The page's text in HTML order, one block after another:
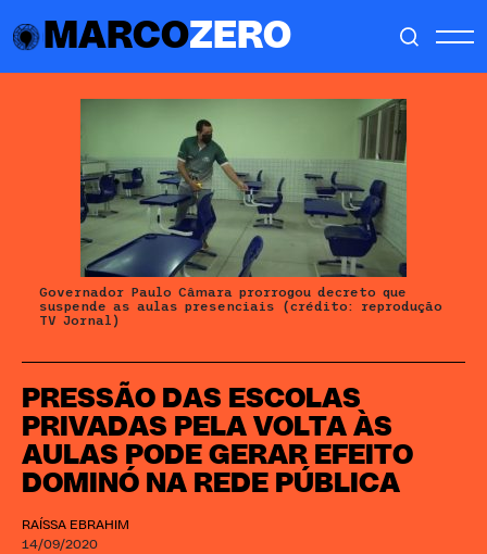
MARCOZERO
PRESSÃO DAS ESCOLAS
PRIVADAS PELA VOLTA ÀS
AULAS PODE GERAR EFEITO
DOMINÓ NA REDE PÚBLICA
RAÍSSA EBRAHIM
14/09/2020
Governador Paulo Câmara prorrogou decreto que
suspende as aulas presenciais (crédito: reprodução
TV Jornal)